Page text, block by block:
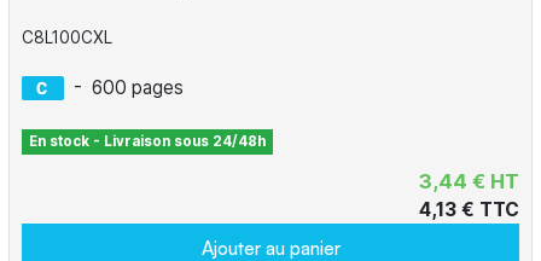
C8L100CXL
- 600 pages
En stock - Livraison sous 24/48h
3,44 € HT
4,13 € TTC
Ajouter au panier